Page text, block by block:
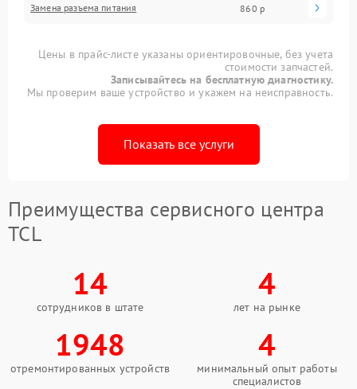
Замена разъема питания 860 р
Цены в прайс-листе указаны ориентировочные, без учета
стоимости запчастей.
Записывайтесь на бесплатную диагностику.
Мы проверим ваше устройство и укажем на неисправность.
Показать все услуги
Преимущества сервисного центра
TCL
14
сотрудников в штате
4
лет на рынке
1948
отремонтированных устройств
4
минимальный опыт работы
специалистов